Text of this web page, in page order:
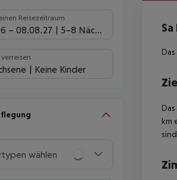
Reisezeitraum
– 08.08.27 5-8 Nächte
Keine Kinder
wählen
km